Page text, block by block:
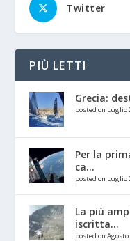
Twitter
PIÙ LETTI
Grecia:
posted on Luglio
Per la
ca...
posted on Luglio
La più
iscritta...
posted on Agosto